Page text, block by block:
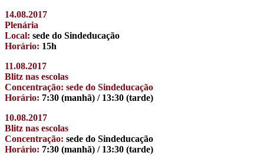
14.08.2017
Plenária
Local: sede do Sindeducação
Horário: 15h
11.08.2017
Blitz nas escolas
Concentração: sede do Sindeducação
Horário: 7:30 (manhã) / 13:30 (tarde)
10.08.2017
Blitz nas escolas
Concentração: sede do Sindeducação
Horário: 7:30 (manhã) / 13:30 (tarde)